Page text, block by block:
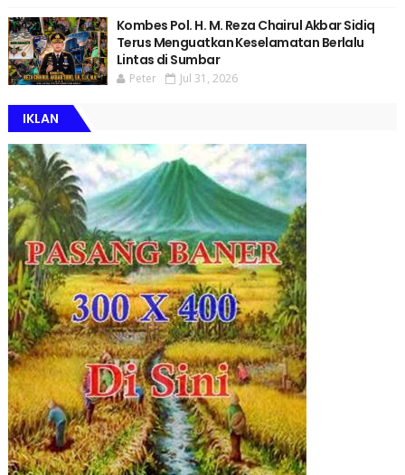
Kombes Pol. H. M. Reza Chairul Akbar Sidiq
Terus Menguatkan Keselamatan Berlalu
Lintas di Sumbar
Peter Jul 31, 2026
IKLAN